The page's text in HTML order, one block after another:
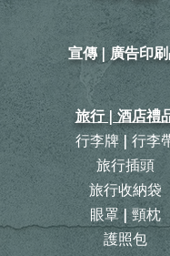
宣傳 | 廣告印
旅行 | 酒店禮
行李牌 | 行李
旅行插頭
​旅行收納袋
眼罩 | 頸枕
護照包